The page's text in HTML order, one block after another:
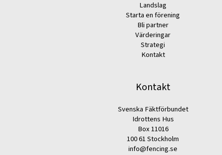
Landslag
Starta en förening
Bli partner
Värderingar
Strategi
Kontakt
Kontakt
Svenska Fäktförbundet
Idrottens Hus
Box 11016
100 61 Stockholm
info@fencing.se